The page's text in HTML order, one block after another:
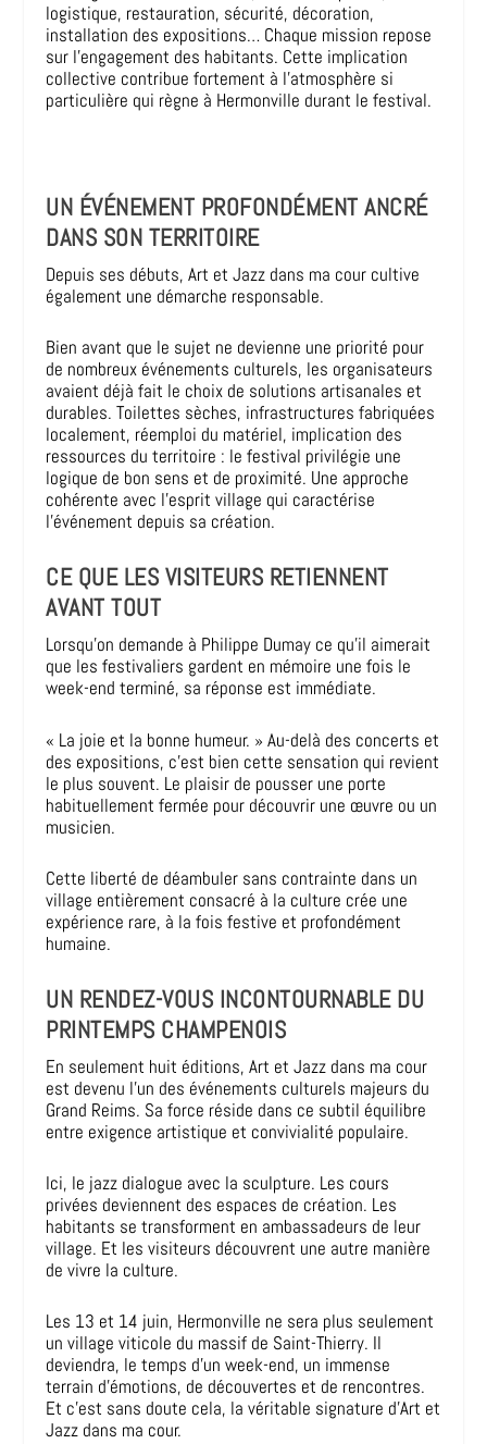
logistique, restauration, sécurité, décoration,
installation des expositions… Chaque mission repose
sur l’engagement des habitants. Cette implication
collective contribue fortement à l’atmosphère si
particulière qui règne à Hermonville durant le festival.
UN ÉVÉNEMENT PROFONDÉMENT ANCRÉ
DANS SON TERRITOIRE
Depuis ses débuts, Art et Jazz dans ma cour cultive
également une démarche responsable.
Bien avant que le sujet ne devienne une priorité pour
de nombreux événements culturels, les organisateurs
avaient déjà fait le choix de solutions artisanales et
durables. Toilettes sèches, infrastructures fabriquées
localement, réemploi du matériel, implication des
ressources du territoire : le festival privilégie une
logique de bon sens et de proximité. Une approche
cohérente avec l’esprit village qui caractérise
l’événement depuis sa création.
CE QUE LES VISITEURS RETIENNENT
AVANT TOUT
Lorsqu’on demande à Philippe Dumay ce qu’il aimerait
que les festivaliers gardent en mémoire une fois le
week-end terminé, sa réponse est immédiate.
« La joie et la bonne humeur. » Au-delà des concerts et
des expositions, c’est bien cette sensation qui revient
le plus souvent. Le plaisir de pousser une porte
habituellement fermée pour découvrir une œuvre ou un
musicien.
Cette liberté de déambuler sans contrainte dans un
village entièrement consacré à la culture crée une
expérience rare, à la fois festive et profondément
humaine.
UN RENDEZ-VOUS INCONTOURNABLE DU
PRINTEMPS CHAMPENOIS
En seulement huit éditions, Art et Jazz dans ma cour
est devenu l’un des événements culturels majeurs du
Grand Reims. Sa force réside dans ce subtil équilibre
entre exigence artistique et convivialité populaire.
Ici, le jazz dialogue avec la sculpture. Les cours
privées deviennent des espaces de création. Les
habitants se transforment en ambassadeurs de leur
village. Et les visiteurs découvrent une autre manière
de vivre la culture.
Les 13 et 14 juin, Hermonville ne sera plus seulement
un village viticole du massif de Saint-Thierry. Il
deviendra, le temps d’un week-end, un immense
terrain d’émotions, de découvertes et de rencontres.
Et c’est sans doute cela, la véritable signature d’Art et
Jazz dans ma cour.